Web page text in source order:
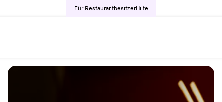
Für RestaurantbesitzerHilfe